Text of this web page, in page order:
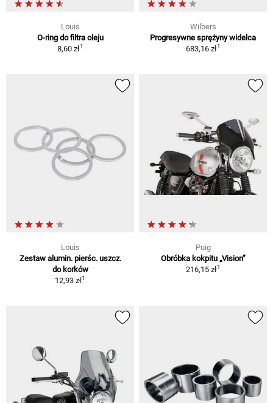
Louis
O-ring do filtra oleju
8,60 zł1
Wilbers
Progresywne sprężyny widelca
683,16 zł1
Louis
Zestaw alumin. pierśc. uszcz.
do korków
12,93 zł1
Puig
Obróbka kokpitu „Vision”
216,15 zł1